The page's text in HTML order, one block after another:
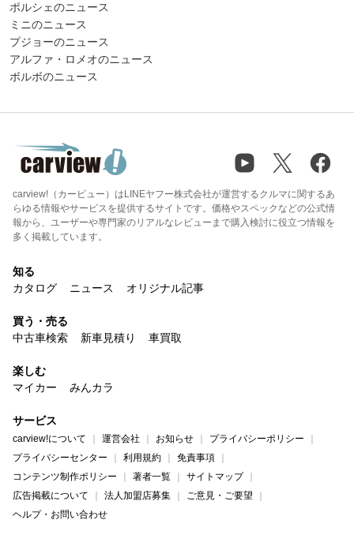
ポルシェのニュース
ミニのニュース
プジョーのニュース
アルファ・ロメオのニュース
ボルボのニュース
carview!（カービュー）はLINEヤフー株式会社が運営するクルマに関するあ
らゆる情報やサービスを提供するサイトです。価格やスペックなどの公式情
報から、ユーザーや専門家のリアルなレビューまで購入検討に役立つ情報を
多く掲載しています。
知る
カタログ
ニュース オリジナル記事
買う・売る
中古車検索
新車見積り 車買取
楽しむ
マイカー
みんカラ
サービス
carview!について 運営会社 お知らせ
プライバシーポリシー
プライバシーセンター
利用規約
免責事項
コンテンツ制作ポリシー
著者一覧
サイトマップ
広告掲載について
法人加盟店募集
ご意見・ご要望
ヘルプ・お問い合わせ